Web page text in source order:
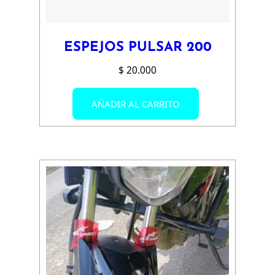
ESPEJOS PULSAR 200
$ 20.000
AÑADIR AL CARRITO